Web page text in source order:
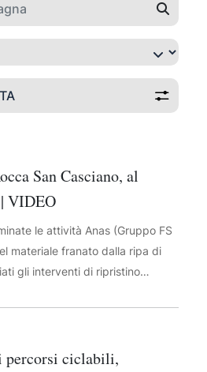
San Casciano, al
VIDEO
le attività Anas (Gruppo FS
materiale franato dalla ripa di
gli interventi di ripristino
al km 168,500 a Rocca San
Forlì-Cesena. Nel video i
la situazione di
percorsi ciclabili,